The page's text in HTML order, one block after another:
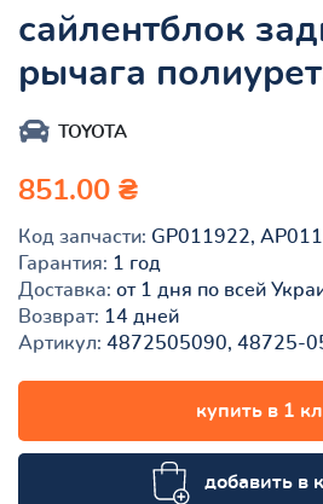
сайлентблок
рычага
TOYOTA
851.00 ₴
Код запчасти: GP011922,
Гарантия: 1 год
Доставка: от 1 дня по всей
Возврат: 14 дней
Артикул: 4872505090, 48725-
купить в 1
добавить в